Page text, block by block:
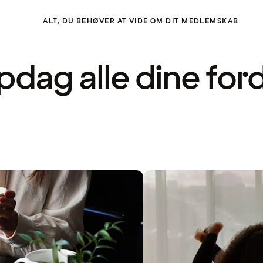
ALT, DU BEHØVER AT VIDE OM DIT MEDLEMSKAB
alle dine